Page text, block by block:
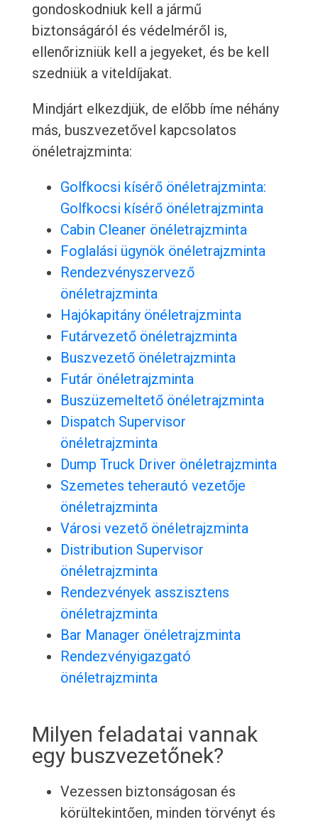
gondoskodniuk kell a jármű
biztonságáról és védelméről is,
ellenőrizniük kell a jegyeket, és be kell
szedniük a viteldíjakat.
Mindjárt elkezdjük, de előbb íme néhány
más, buszvezetővel kapcsolatos
önéletrajzminta:
Golfkocsi kísérő önéletrajzminta:
Golfkocsi kísérő önéletrajzminta
Cabin Cleaner önéletrajzminta
Foglalási ügynök önéletrajzminta
Rendezvényszervező
önéletrajzminta
Hajókapitány önéletrajzminta
Futárvezető önéletrajzminta
Buszvezető önéletrajzminta
Futár önéletrajzminta
Buszüzemeltető önéletrajzminta
Dispatch Supervisor
önéletrajzminta
Dump Truck Driver önéletrajzminta
Szemetes teherautó vezetője
önéletrajzminta
Városi vezető önéletrajzminta
Distribution Supervisor
önéletrajzminta
Rendezvények asszisztens
önéletrajzminta
Bar Manager önéletrajzminta
Rendezvényigazgató
önéletrajzminta
Milyen feladatai vannak
egy buszvezetőnek?
Vezessen biztonságosan és
körültekintően, minden törvényt és